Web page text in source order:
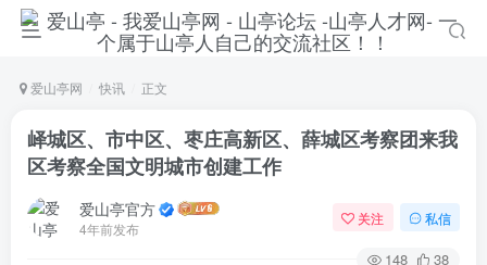
爱山亭网 快讯 正文
峄城区、市中区、枣庄高新区、薛城区考察团来我
区考察全国文明城市创建工作
爱山亭官方
4年前发布
关注 私信
148 38